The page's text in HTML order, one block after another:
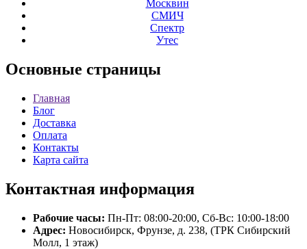
Москвин
СМИЧ
Спектр
Утес
Основные страницы
Главная
Блог
Доставка
Оплата
Контакты
Карта сайта
Контактная информация
Рабочие часы: Пн-Пт: 08:00-20:00, Сб-Вс: 10:00-18:00
Адрес: Новосибирск, Фрунзе, д. 238, (ТРК Сибирский
Молл, 1 этаж)